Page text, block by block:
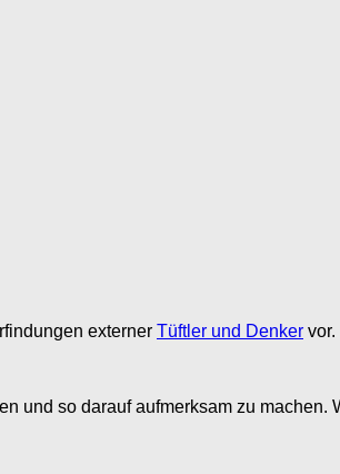
externer Tüftler und Denker vor.
und so darauf aufmerksam zu